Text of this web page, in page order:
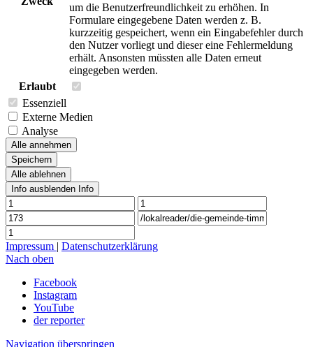
um die Benutzerfreundlichkeit zu erhöhen. In
Formulare eingegebene Daten werden z. B.
kurzzeitig gespeichert, wenn ein Eingabefehler durch
den Nutzer vorliegt und dieser eine Fehlermeldung
erhält. Ansonsten müssten alle Daten erneut
eingegeben werden.
Erlaubt
Essenziell
Externe Medien
Analyse
Alle annehmen
Speichern
Alle ablehnen
Info ausblenden Info
Impressum | Datenschutzerklärung
Nach oben
Facebook
Instagram
YouTube
der reporter
Navigation überspringen